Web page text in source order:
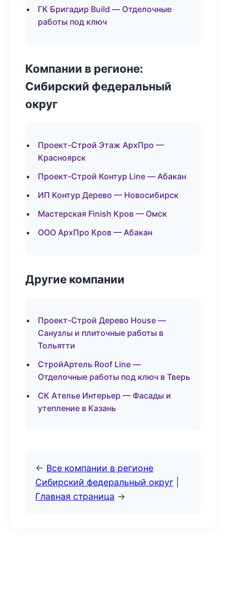
ГК Бригадир Build — Отделочные
работы под ключ
Компании в регионе:
Сибирский федеральный
округ
Проект-Строй Этаж АрхПро —
Красноярск
Проект-Строй Контур Line — Абакан
ИП Контур Дерево — Новосибирск
Мастерская Finish Кров — Омск
ООО АрхПро Кров — Абакан
Другие компании
Проект-Строй Дерево House —
Санузлы и плиточные работы в
Тольятти
СтройАртель Roof Line —
Отделочные работы под ключ в Тверь
СК Ателье Интерьер — Фасады и
утепление в Казань
← Все компании в регионе
Сибирский федеральный округ
Главная страница →